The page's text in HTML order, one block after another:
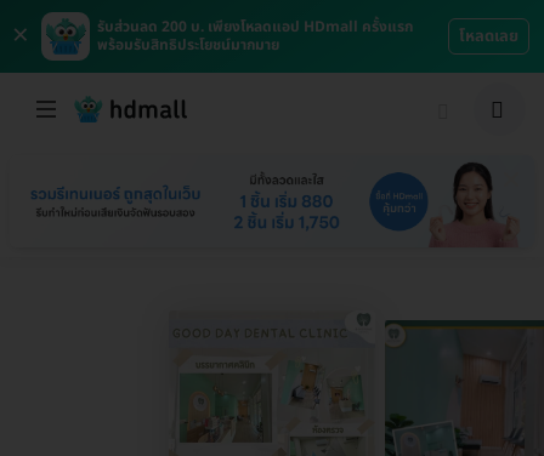
×
รับส่วนลด 200 บ. เพียงโหลดแอป HDmall ครั้งแรก
พร้อมรับสิทธิประโยชน์มากมาย
โหลดเลย